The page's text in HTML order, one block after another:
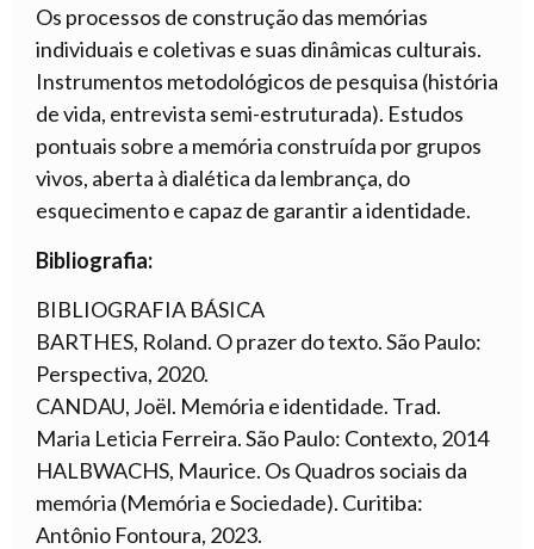
Os processos de construção das memórias
individuais e coletivas e suas dinâmicas culturais.
Instrumentos metodológicos de pesquisa (história
de vida, entrevista semi-estruturada). Estudos
pontuais sobre a memória construída por grupos
vivos, aberta à dialética da lembrança, do
esquecimento e capaz de garantir a identidade.
Bibliografia:
BIBLIOGRAFIA BÁSICA
BARTHES, Roland. O prazer do texto. São Paulo:
Perspectiva, 2020.
CANDAU, Joël. Memória e identidade. Trad.
Maria Leticia Ferreira. São Paulo: Contexto, 2014
HALBWACHS, Maurice. Os Quadros sociais da
memória (Memória e Sociedade). Curitiba:
Antônio Fontoura, 2023.